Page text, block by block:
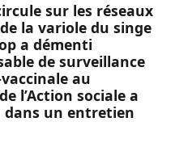
sur les réseaux
la variole du singe
a démenti
de surveillance
au
l’Action sociale a
un entretien